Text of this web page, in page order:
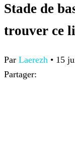
Stade de
trouver ce
Par Laerezh • 15
Partager: